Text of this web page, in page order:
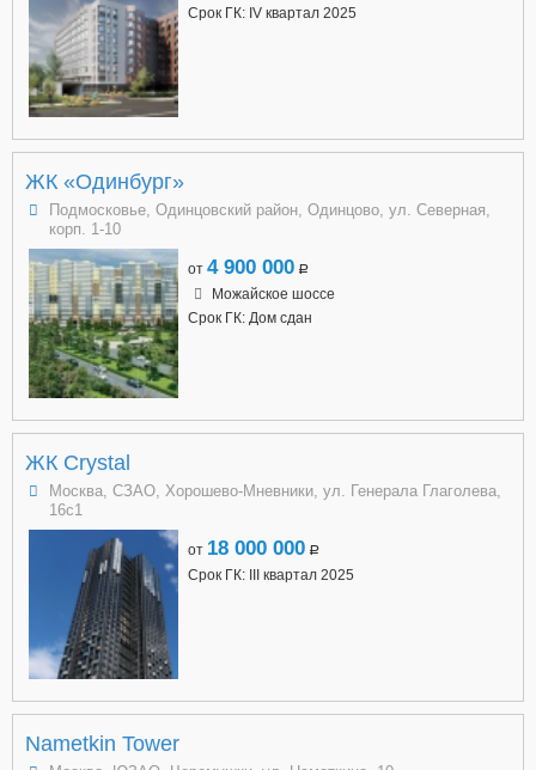
Срок ГК: IV квартал 2025
ЖК «Одинбург»
Подмосковье, Одинцовский район, Одинцово, ул. Северная,
корп. 1-10
от 4 900 000 a
Можайское шоссе
Срок ГК: Дом сдан
ЖК Crystal
Москва, СЗАО, Хорошево-Мневники, ул. Генерала Глаголева,
16с1
от 18 000 000 a
Срок ГК: III квартал 2025
Nametkin Tower